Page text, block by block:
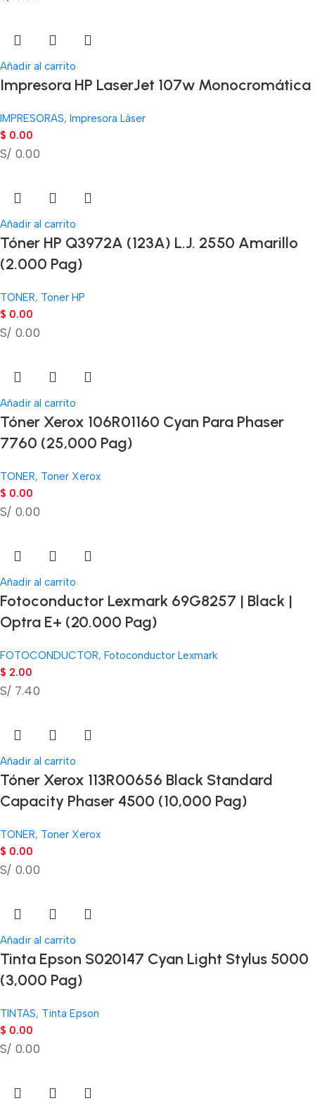
Añadir al carrito
Impresora HP LaserJet 107w Monocromática
IMPRESORAS, Impresora Láser
$ 0.00
S/ 0.00
Añadir al carrito
Tóner HP Q3972A (123A) L.J. 2550 Amarillo
(2.000 Pag)
TONER, Toner HP
$ 0.00
S/ 0.00
Añadir al carrito
Tóner Xerox 106R01160 Cyan Para Phaser
7760 (25,000 Pag)
TONER, Toner Xerox
$ 0.00
S/ 0.00
Añadir al carrito
Fotoconductor Lexmark 69G8257 | Black |
Optra E+ (20.000 Pag)
FOTOCONDUCTOR, Fotoconductor Lexmark
$ 2.00
S/ 7.40
Añadir al carrito
Tóner Xerox 113R00656 Black Standard
Capacity Phaser 4500 (10,000 Pag)
TONER, Toner Xerox
$ 0.00
S/ 0.00
Añadir al carrito
Tinta Epson S020147 Cyan Light Stylus 5000
(3,000 Pag)
TINTAS, Tinta Epson
$ 0.00
S/ 0.00